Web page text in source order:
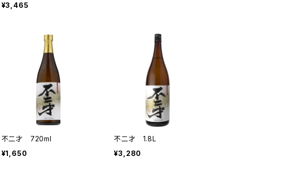
¥3,465
不二才 720ml
¥1,650
不二才 1.8L
¥3,280